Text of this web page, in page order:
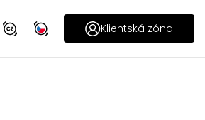
Klientská zóna